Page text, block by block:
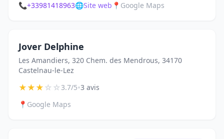
📞+33981418963🌐Site web 📍 Google Maps
Jover Delphine
Les Amandiers, 320 Chem. des Mendrous, 34170
Castelnau-le-Lez
★★★☆☆3.7/5•3 avis
📍 Google Maps